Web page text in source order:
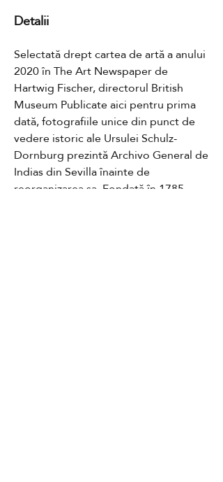
Detalii
Selectată drept cartea de artă a anului
2020 în The Art Newspaper de
Hartwig Fischer, directorul British
Museum Publicate aici pentru prima
dată, fotografiile unice din punct de
vedere istoric ale Ursulei Schulz-
Dornburg prezintă Archivo General de
Indias din Sevilla înainte de
reorganizarea sa. Fondată în 1785,